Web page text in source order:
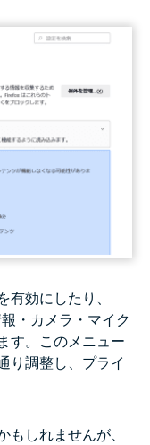
効にしたり、
・カメラ・マイク
す。このメニュー
り調整し、プライ
しれませんが、